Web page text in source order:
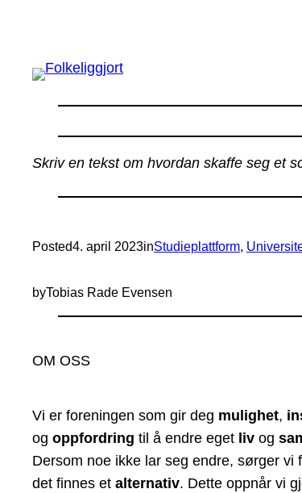
innhold
Skriv en tekst om hvordan skaffe seg et
Posted4. april 2023inStudieplattform,
byTobias Rade Evensen
OM OSS
Vi er foreningen som gir deg mulighet,
og oppfordring til å endre eget liv og
Dersom noe ikke lar seg endre, sørger vi
det finnes et alternativ. Dette oppnår vi